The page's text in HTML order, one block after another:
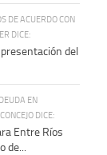
DE ACUERDO CON
DICE:
del
EN
DICE:
Entre Ríos
de...